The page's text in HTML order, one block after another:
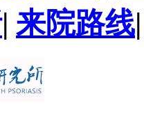
| 来院路线